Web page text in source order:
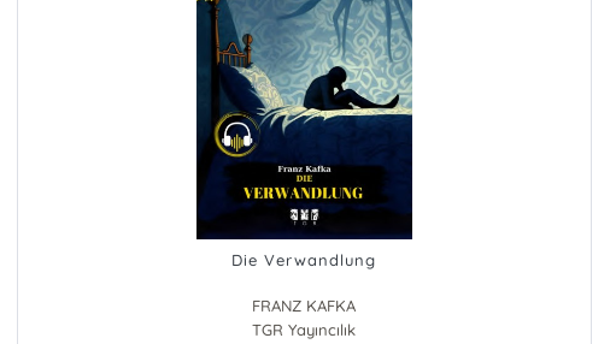
Die Verwandlung
FRANZ KAFKA
TGR Yayıncılık